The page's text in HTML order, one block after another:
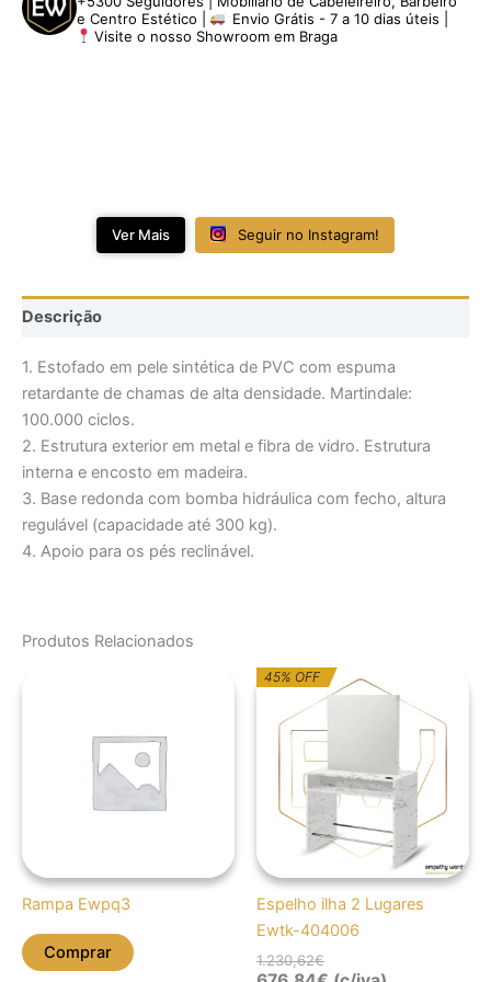
e Centro Estético |
Envio Grátis - 7 a 10 dias úteis |
Visite o nosso Showroom em Braga
Ver Mais Seguir no Instagram!
Descrição
1. Estofado em pele sintética de PVC com espuma
retardante de chamas de alta densidade. Martindale:
100.000 ciclos.
2. Estrutura exterior em metal e fibra de vidro. Estrutura
interna e encosto em madeira.
3. Base redonda com bomba hidráulica com fecho, altura
regulável (capacidade até 300 kg).
4. Apoio para os pés reclinável.
Produtos Relacionados
Rampa Ewpq3
Comprar
45% OFF
Espelho ilha 2 Lugares
Ewtk-404006
1.230,62€
O
preço
era:
1.230,62€.
O
preço
é:
676,84€.